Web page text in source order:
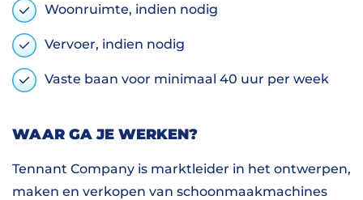
Woonruimte, indien nodig
Vervoer, indien nodig
Vaste baan voor minimaal 40 uur per week
WAAR GA JE WERKEN?
Tennant Company is marktleider in het ontwerpen,
maken en verkopen van schoonmaakmachines